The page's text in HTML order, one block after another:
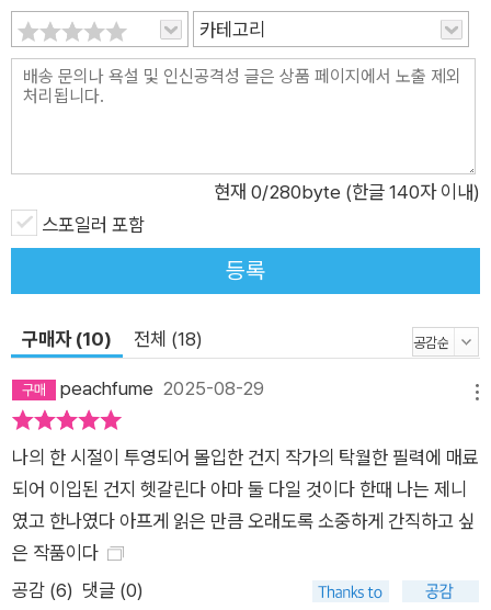
게 먼저 다가가야 한다는 것을요. 눈치 보지 말고 덥썩 잡아야 합
니다. 그래야만 굴레가 끊어질 테니까요._〈작가의 말〉
카테고리
현재 0/280byte (한글 140자 이내)
스포일러 포함
등록
구매자 (10) 전체 (18)
peachfume 2025-08-29
나의 한 시절이 투영되어 몰입한 건지 작가의 탁월한 필력에 매료
되어 이입된 건지 헷갈린다 아마 둘 다일 것이다 한때 나는 제니
였고 한나였다 아프게 읽은 만큼 오래도록 소중하게 간직하고 싶
은 작품이다
공감 (6) 댓글 (0)